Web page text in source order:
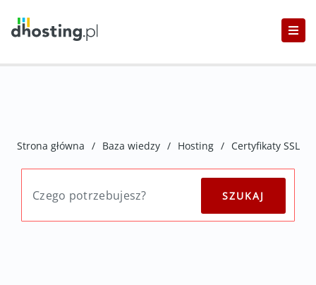
Strona główna / Baza wiedzy / Hosting / Certyfikaty SSL